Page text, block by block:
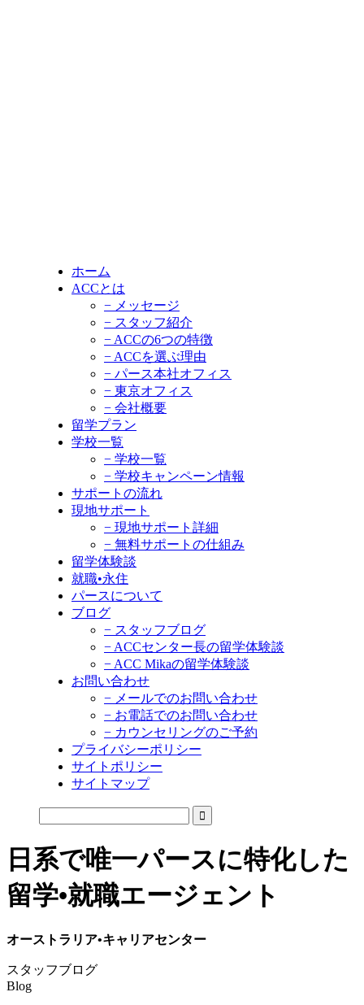
ホーム
ACCとは
− メッセージ
− スタッフ紹介
− ACCの6つの特徴
− ACCを選ぶ理由
− パース本社オフィス
− 東京オフィス
− 会社概要
留学プラン
学校一覧
− 学校一覧
− 学校キャンペーン情報
サポートの流れ
現地サポート
− 現地サポート詳細
− 無料サポートの仕組み
留学体験談
就職•永住
パースについて
ブログ
− スタッフブログ
− ACCセンター長の留学体験談
− ACC Mikaの留学体験談
お問い合わせ
− メールでのお問い合わせ
− お電話でのお問い合わせ
− カウンセリングのご予約
プライバシーポリシー
サイトポリシー
サイトマップ
日系で唯一パースに特化した
留学•就職エージェント
オーストラリア•キャリアセンター
スタッフブログ
Blog